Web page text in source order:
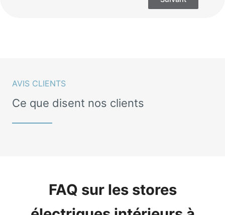
AVIS CLIENTS
Ce que disent nos clients
FAQ sur les stores